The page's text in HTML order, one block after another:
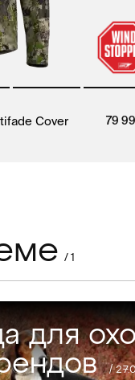
Cover 79
/ 1
для
/